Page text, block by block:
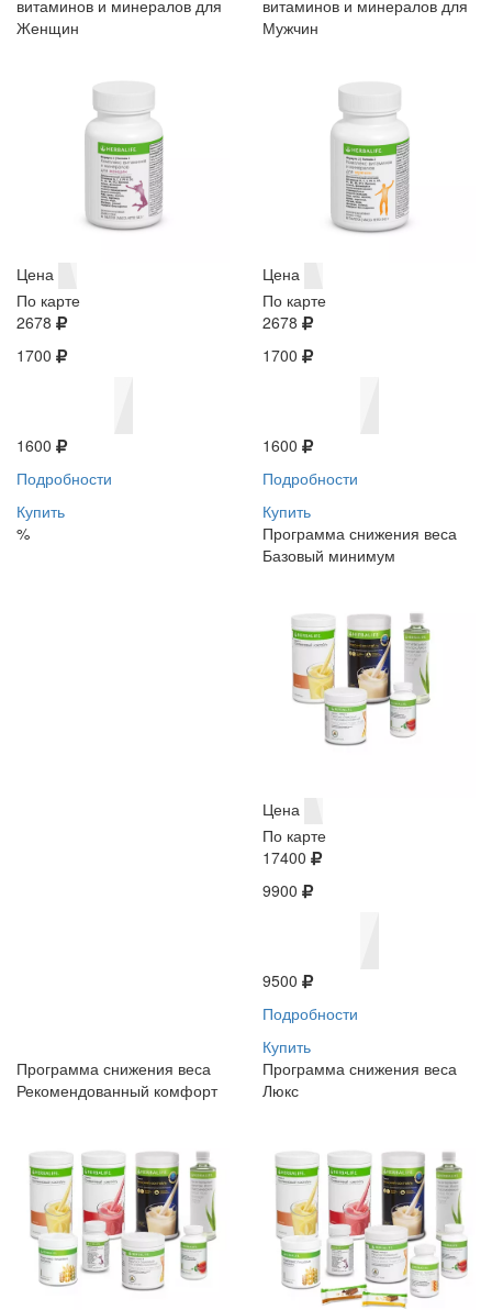
витаминов и минералов для
Женщин
Цена
По карте
2678
1700
1600
Подробности
Купить
%
витаминов и минералов для
Мужчин
Цена
По карте
2678
1700
1600
Подробности
Купить
Программа снижения веса
Базовый минимум
Цена
По карте
17400
9900
9500
Подробности
Купить
Программа снижения веса
Рекомендованный комфорт
Программа снижения веса
Люкс